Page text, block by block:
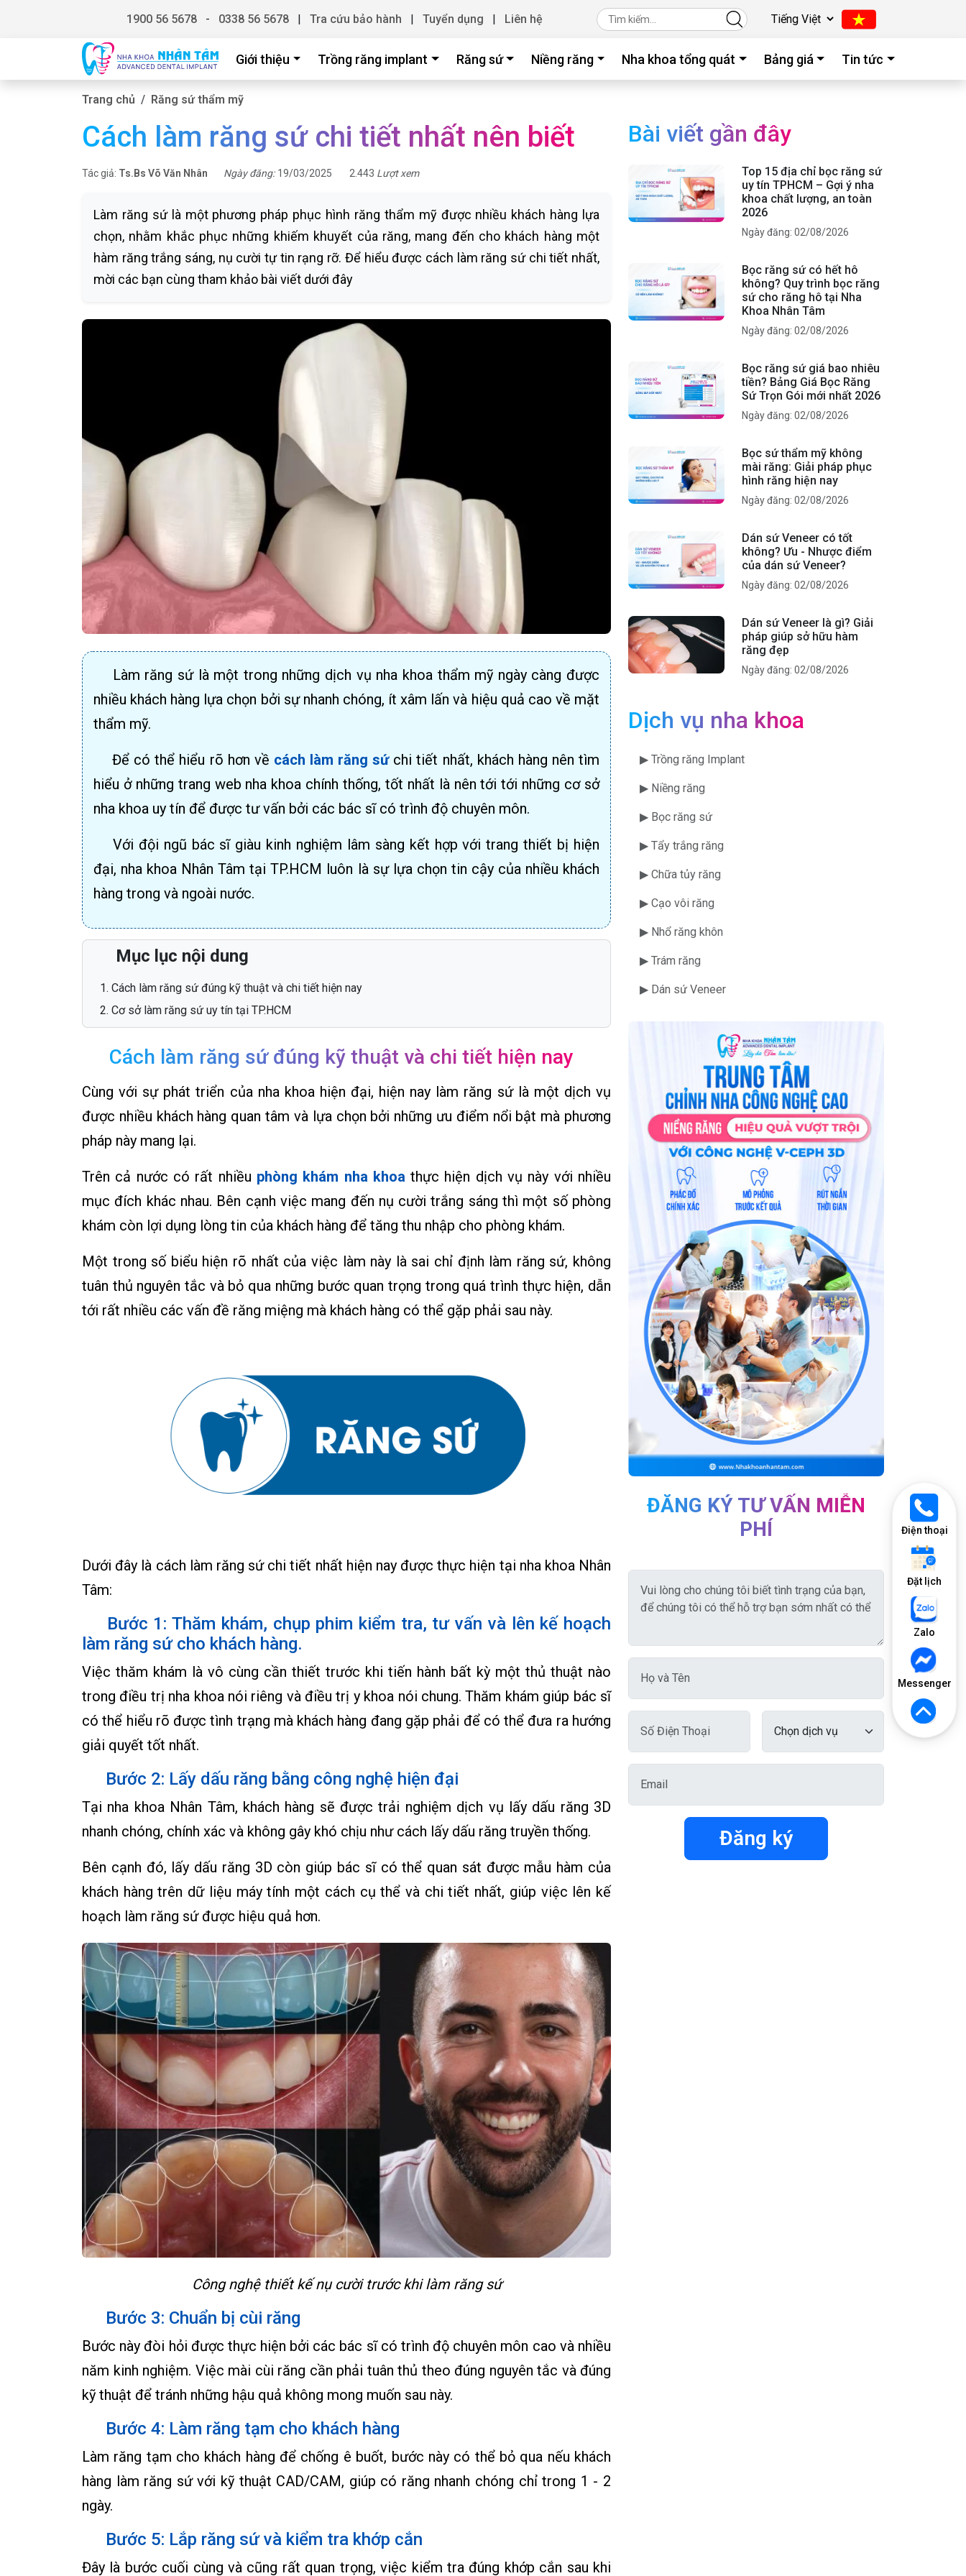
1900 56 5678 - 0338 56 5678 | Tra cứu bảo hành | Tuyển dụng | Liên hệ
Giới thiệu Trồng răng implant Răng sứ Niềng răng Nha khoa tổng quát Bảng giá Tin tức
Điện thoại
Đặt lịch
Zalo
Messenger
Trang chủ Răng sứ thẩm mỹ
Cách làm răng sứ chi tiết nhất nên biết
Tác giả: Ts.Bs Võ Văn Nhân Ngày đăng: 19/03/2025 2.443 Lượt xem
Làm răng sứ là một phương pháp phục hình răng thẩm mỹ được nhiều khách hàng lựa
chọn, nhằm khắc phục những khiếm khuyết của răng, mang đến cho khách hàng một
hàm răng trắng sáng, nụ cười tự tin rạng rỡ. Để hiểu được cách làm răng sứ chi tiết nhất,
mời các bạn cùng tham khảo bài viết dưới đây
Làm răng sứ là một trong những dịch vụ nha khoa thẩm mỹ ngày càng được
nhiều khách hàng lựa chọn bởi sự nhanh chóng, ít xâm lấn và hiệu quả cao về mặt
thẩm mỹ.
Để có thể hiểu rõ hơn về cách làm răng sứchi tiết nhất, khách hàng nên tìm
hiểu ở những trang web nha khoa chính thống, tốt nhất là nên tới tới những cơ sở
nha khoa uy tín để được tư vấn bởi các bác sĩ có trình độ chuyên môn.
Với đội ngũ bác sĩ giàu kinh nghiệm lâm sàng kết hợp với trang thiết bị hiện
đại, nha khoa Nhân Tâm tại TP.HCM luôn là sự lựa chọn tin cậy của nhiều khách
hàng trong và ngoài nước.
Mục lục nội dung
Cách làm răng sứ đúng kỹ thuật và chi tiết hiện nay
Cơ sở làm răng sứ uy tín tại TP.HCM
Cách làm răng sứ đúng kỹ thuật và chi tiết hiện nay
Cùng với sự phát triển của nha khoa hiện đại, hiện nay làm răng sứ là một dịch vụ
được nhiều khách hàng quan tâm và lựa chọn bởi những ưu điểm nổi bật mà phương
pháp này mang lại.
Trên cả nước có rất nhiều phòng khám nha khoa thực hiện dịch vụ này với nhiều
mục đích khác nhau. Bên cạnh việc mang đến nụ cười trắng sáng thì một số phòng
khám còn lợi dụng lòng tin của khách hàng để tăng thu nhập cho phòng khám.
Một trong số biểu hiện rõ nhất của việc làm này là sai chỉ định làm răng sứ, không
tuân thủ nguyên tắc và bỏ qua những bước quan trọng trong quá trình thực hiện, dẫn
tới rất nhiều các vấn đề răng miệng mà khách hàng có thể gặp phải sau này.
Dưới đây là cách làm răng sứ chi tiết nhất hiện nay được thực hiện tại nha khoa Nhân
Tâm:
Bước 1: Thăm khám, chụp phim kiểm tra, tư vấn và lên kế hoạch
làm răng sứ cho khách hàng.
Việc thăm khám là vô cùng cần thiết trước khi tiến hành bất kỳ một thủ thuật nào
trong điều trị nha khoa nói riêng và điều trị y khoa nói chung. Thăm khám giúp bác sĩ
có thể hiểu rõ được tình trạng mà khách hàng đang gặp phải để có thể đưa ra hướng
giải quyết tốt nhất.
Bước 2: Lấy dấu răng bằng công nghệ hiện đại
Tại nha khoa Nhân Tâm, khách hàng sẽ được trải nghiệm dịch vụ lấy dấu răng 3D
nhanh chóng, chính xác và không gây khó chịu như cách lấy dấu răng truyền thống.
Bên cạnh đó, lấy dấu răng 3D còn giúp bác sĩ có thể quan sát được mẫu hàm của
khách hàng trên dữ liệu máy tính một cách cụ thể và chi tiết nhất, giúp việc lên kế
hoạch làm răng sứ được hiệu quả hơn.
Công nghệ thiết kế nụ cười trước khi làm răng sứ
Bước 3: Chuẩn bị cùi răng
Bước này đòi hỏi được thực hiện bởi các bác sĩ có trình độ chuyên môn cao và nhiều
năm kinh nghiệm. Việc mài cùi răng cần phải tuân thủ theo đúng nguyên tắc và đúng
kỹ thuật để tránh những hậu quả không mong muốn sau này.
Bước 4: Làm răng tạm cho khách hàng
Làm răng tạm cho khách hàng để chống ê buốt, bước này có thể bỏ qua nếu khách
hàng làm răng sứ với kỹ thuật CAD/CAM, giúp có răng nhanh chóng chỉ trong 1 - 2
ngày.
Bước 5: Lắp răng sứ và kiểm tra khớp cắn
Đây là bước cuối cùng và cũng rất quan trọng, việc kiểm tra đúng khớp cắn sau khi
Bài viết gần đây
Top 15 địa chỉ bọc răng sứ
uy tín TPHCM – Gợi ý nha
khoa chất lượng, an toàn
2026
Ngày đăng: 02/08/2026
Bọc răng sứ có hết hô
không? Quy trình bọc răng
sứ cho răng hô tại Nha
Khoa Nhân Tâm
Ngày đăng: 02/08/2026
Bọc răng sứ giá bao nhiêu
tiền? Bảng Giá Bọc Răng
Sứ Trọn Gói mới nhất 2026
Ngày đăng: 02/08/2026
Bọc sứ thẩm mỹ không
mài răng: Giải pháp phục
hình răng hiện nay
Ngày đăng: 02/08/2026
Dán sứ Veneer có tốt
không? Ưu - Nhược điểm
của dán sứ Veneer?
Ngày đăng: 02/08/2026
Dán sứ Veneer là gì? Giải
pháp giúp sở hữu hàm
răng đẹp
Ngày đăng: 02/08/2026
Dịch vụ nha khoa
▶ Trồng răng Implant
▶ Niềng răng
▶ Bọc răng sứ
▶ Tẩy trắng răng
▶ Chữa tủy răng
▶ Cạo vôi răng
▶ Nhổ răng khôn
▶ Trám răng
▶ Dán sứ Veneer
ĐĂNG KÝ TƯ VẤN MIỄN
PHÍ
Đăng ký